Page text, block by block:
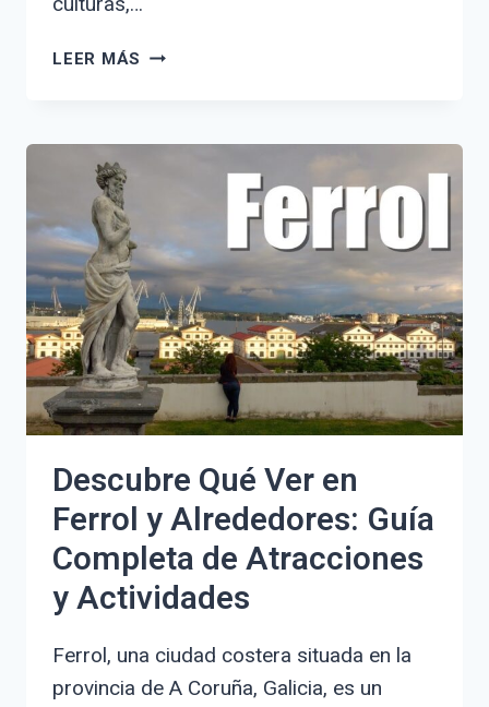
LEER MÁS HISTORIA
ALABARDEROS:
DEVOCIÓN
EN
LA
SEMANA
SANTA
Descubre Qué Ver en
Ferrol y Alrededores: Guía
Completa de Atracciones
y Actividades
Ferrol, una ciudad costera situada en la
provincia de A Coruña, Galicia, es un